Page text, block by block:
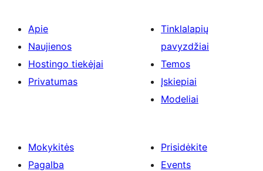
Apie
Naujienos
Hostingo tiekėjai
Privatumas
Tinklalapių
pavyzdžiai
Temos
Įskiepiai
Modeliai
Mokykitės
Pagalba
Prisidėkite
Events